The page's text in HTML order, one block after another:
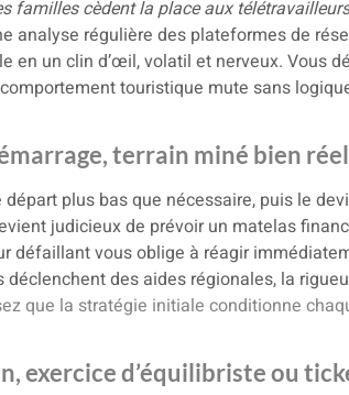
familles cèdent la place aux
analyse régulière des plateformes de
en un clin d’œil, volatil et nerveux. Vous
touristique mute sans
terrain miné bien réel
plus bas que nécessaire, puis le
judicieux de prévoir un matelas
défaillant vous oblige à réagir
des aides régionales, la
que la stratégie initiale conditionne
exercice d’équilibriste ou